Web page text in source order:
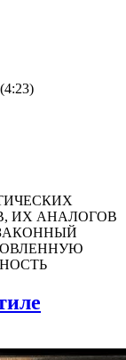
ИХ АНАЛОГОВ